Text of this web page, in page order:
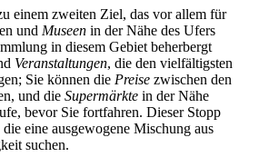
einem zweiten Ziel, das vor allem für
und Museen in der Nähe des Ufers
in diesem Gebiet beherbergt
Veranstaltungen, die den vielfältigsten
Sie können die Preise zwischen den
und die Supermärkte in der Nähe
bevor Sie fortfahren. Dieser Stopp
die eine ausgewogene Mischung aus
suchen.